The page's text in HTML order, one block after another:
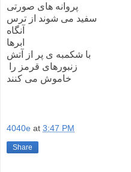
پروانه های صورتی
سفید می شوند از ترس
آنگاه
ابرها
با شکمبه ی پر از آتش
زنبورهای قرمز را
خاموش می کنند
4040e at 3:47 PM
Share